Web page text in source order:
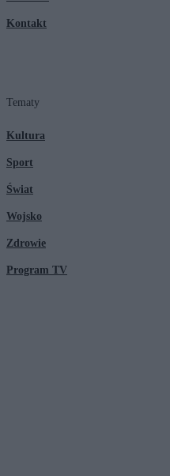
Kontakt
Tematy
Kultura
Sport
Świat
Wojsko
Zdrowie
Program TV